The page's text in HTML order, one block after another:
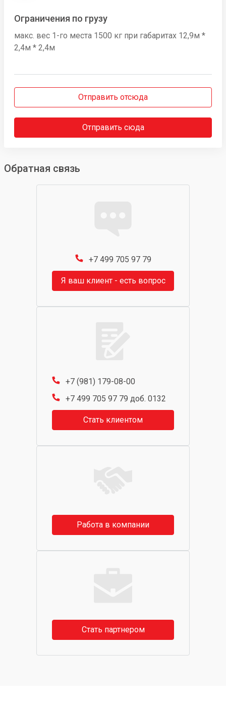
Ограничения по грузу
макс. вес 1-го места 1500 кг при габаритах 12,9м *
2,4м * 2,4м
Отправить отсюда
Отправить сюда
Обратная связь
+7 499 705 97 79
Я ваш клиент - есть вопрос
+7 (981) 179-08-00
+7 499 705 97 79 доб. 0132
Стать клиентом
Работа в компании
Стать партнером